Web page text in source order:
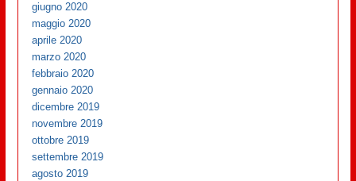
giugno 2020
maggio 2020
aprile 2020
marzo 2020
febbraio 2020
gennaio 2020
dicembre 2019
novembre 2019
ottobre 2019
settembre 2019
agosto 2019